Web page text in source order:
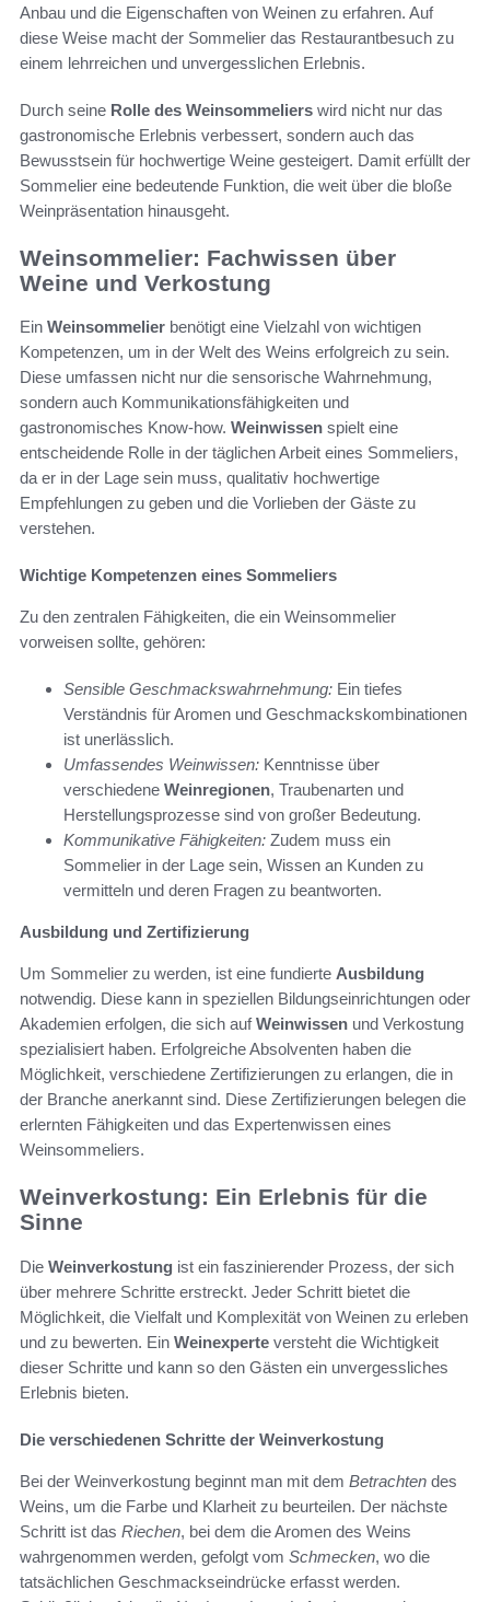
Anbau und die Eigenschaften von Weinen zu erfahren. Auf
diese Weise macht der Sommelier das Restaurantbesuch zu
einem lehrreichen und unvergesslichen Erlebnis.
Durch seine Rolle des Weinsommeliers wird nicht nur das
gastronomische Erlebnis verbessert, sondern auch das
Bewusstsein für hochwertige Weine gesteigert. Damit erfüllt der
Sommelier eine bedeutende Funktion, die weit über die bloße
Weinpräsentation hinausgeht.
Weinsommelier: Fachwissen über
Weine und Verkostung
Ein Weinsommelier benötigt eine Vielzahl von wichtigen
Kompetenzen, um in der Welt des Weins erfolgreich zu sein.
Diese umfassen nicht nur die sensorische Wahrnehmung,
sondern auch Kommunikationsfähigkeiten und
gastronomisches Know-how. Weinwissen spielt eine
entscheidende Rolle in der täglichen Arbeit eines Sommeliers,
da er in der Lage sein muss, qualitativ hochwertige
Empfehlungen zu geben und die Vorlieben der Gäste zu
verstehen.
Wichtige Kompetenzen eines Sommeliers
Zu den zentralen Fähigkeiten, die ein Weinsommelier
vorweisen sollte, gehören:
Sensible Geschmackswahrnehmung: Ein tiefes
Verständnis für Aromen und Geschmackskombinationen
ist unerlässlich.
Umfassendes Weinwissen: Kenntnisse über
verschiedene Weinregionen, Traubenarten und
Herstellungsprozesse sind von großer Bedeutung.
Kommunikative Fähigkeiten: Zudem muss ein
Sommelier in der Lage sein, Wissen an Kunden zu
vermitteln und deren Fragen zu beantworten.
Ausbildung und Zertifizierung
Um Sommelier zu werden, ist eine fundierte Ausbildung
notwendig. Diese kann in speziellen Bildungseinrichtungen oder
Akademien erfolgen, die sich aufWeinwissen und Verkostung
spezialisiert haben. Erfolgreiche Absolventen haben die
Möglichkeit, verschiedene Zertifizierungen zu erlangen, die in
der Branche anerkannt sind. Diese Zertifizierungen belegen die
erlernten Fähigkeiten und das Expertenwissen eines
Weinsommeliers.
Weinverkostung: Ein Erlebnis für die
Sinne
Die Weinverkostung ist ein faszinierender Prozess, der sich
über mehrere Schritte erstreckt. Jeder Schritt bietet die
Möglichkeit, die Vielfalt und Komplexität von Weinen zu erleben
und zu bewerten. Ein Weinexperte versteht die Wichtigkeit
dieser Schritte und kann so den Gästen ein unvergessliches
Erlebnis bieten.
Die verschiedenen Schritte der Weinverkostung
Bei der Weinverkostung beginnt man mit dem Betrachten des
Weins, um die Farbe und Klarheit zu beurteilen. Der nächste
Schritt ist das Riechen, bei dem die Aromen des Weins
wahrgenommen werden, gefolgt vom Schmecken, wo die
tatsächlichen Geschmackseindrücke erfasst werden.